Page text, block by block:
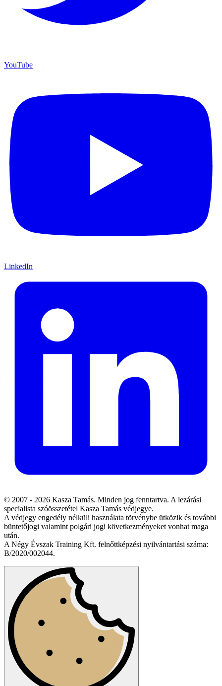
YouTube
LinkedIn
© 2007 - 2026 Kasza Tamás. Minden jog fenntartva. A lezárási
specialista szóösszetétel Kasza Tamás védjegye.
A védjegy engedély nélküli használata törvénybe ütközik és további
büntetőjogi valamint polgári jogi következményeket vonhat maga
után.
A Négy Évszak Training Kft. felnőttképzési nyilvántartási száma:
B/2020/002044.